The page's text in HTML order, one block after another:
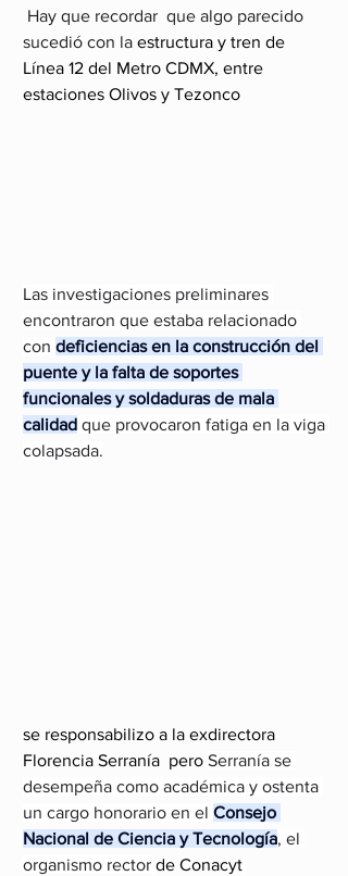
sucedió con la estructura y tren de
Línea 12 del Metro CDMX, entre
estaciones Olivos y Tezonco
Las investigaciones preliminares
encontraron que estaba relacionado
con deficiencias en la construcción del
puente y la falta de soportes
funcionales y soldaduras de mala
calidad que provocaron fatiga en la viga
colapsada.
se responsabilizo a la exdirectora
Florencia Serranía  pero Serranía se
desempeña como académica y ostenta
un cargo honorario en el Consejo
Nacional de Ciencia y Tecnología, el
organismo rector de Conacyt